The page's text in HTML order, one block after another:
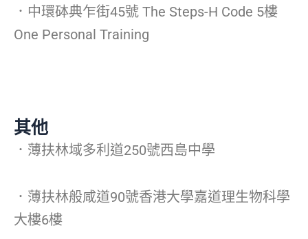
．中環砵典乍街45號 The Steps-H Code 5樓
One Personal Training
其他
．薄扶林域多利道250號西島中學
．薄扶林般咸道90號香港大學嘉道理生物科學
大樓6樓